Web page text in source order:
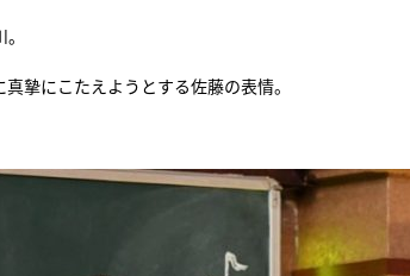
摯にこたえようとする佐藤の表情。